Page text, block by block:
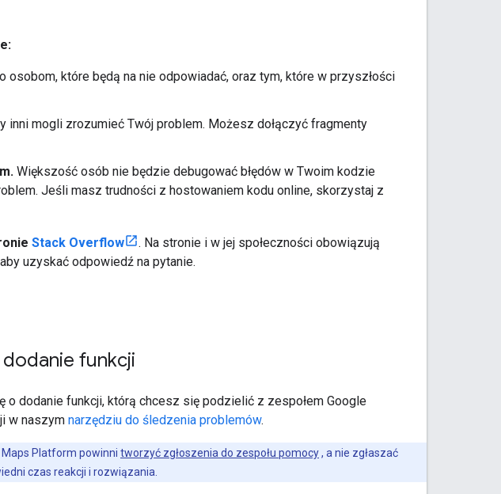
które będą na nie odpowiadać, oraz tym, które w przyszłości
inni mogli zrozumieć Twój problem. Możesz dołączyć fragmenty
Większość osób nie będzie debugować błędów w Twoim kodzie
Jeśli masz trudności z hostowaniem kodu online, skorzystaj z
Stack Overflow
. Na stronie i w jej społeczności obowiązują
uzyskać odpowiedź na pytanie.
dodanie funkcji
o dodanie funkcji, którą chcesz się podzielić z zespołem Google
w naszym narzędziu do śledzenia problemów.
Platform powinni tworzyć zgłoszenia do zespołu pomocy, a nie zgłaszać
czas reakcji i rozwiązania.